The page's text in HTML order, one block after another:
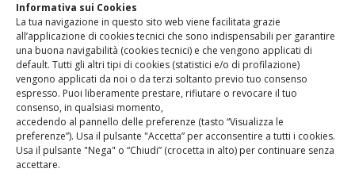
Informativa sui Cookies
La tua navigazione in questo sito web viene facilitata grazie
all’applicazione di cookies tecnici che sono indispensabili per garantire
una buona navigabilità (cookies tecnici) e che vengono applicati di
default. Tutti gli altri tipi di cookies (statistici e/o di profilazione)
vengono applicati da noi o da terzi soltanto previo tuo consenso
espresso. Puoi liberamente prestare, rifiutare o revocare il tuo
consenso, in qualsiasi momento,
accedendo al pannello delle preferenze (tasto “Visualizza le
preferenze”). Usa il pulsante "Accetta” per acconsentire a tutti i cookies.
Usa il pulsante "Nega" o “Chiudi” (crocetta in alto) per continuare senza
accettare.
www.odg.toscana.it – testata registrata presso il Tribunale di
Firenze al nr. 5208 dell’ 08.10.2002. Direttore responsabile:
Giampaolo Marchini – C.F. 80005790482
LINK UTILI
PagoPA
Privacy Policy